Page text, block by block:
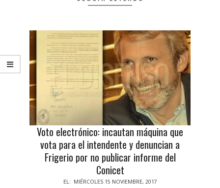
Voto electrónico: incautan máquina que
vota para el intendente y denuncian a
Frigerio por no publicar informe del
Conicet
EL: MIÉRCOLES 15 NOVIEMBRE, 2017